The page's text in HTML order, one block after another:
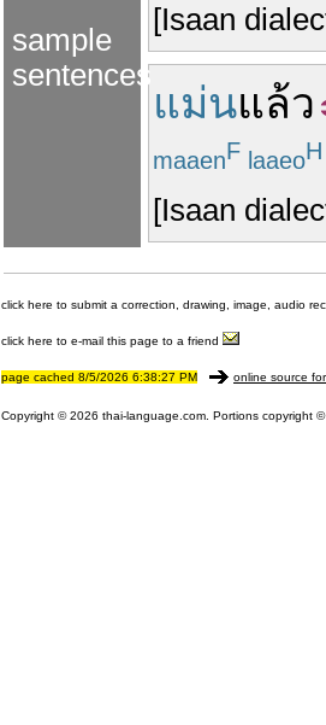
sample
sentences
[Isaan
แม่นแล้ว
maaenF laaeoH
[Isaan
click here to submit a correction, drawing, image, audio
click here to e-mail this page to a friend
page cached 8/5/2026 6:38:27 PM online source
Copyright © 2026 thai-language.com. Portions copyright